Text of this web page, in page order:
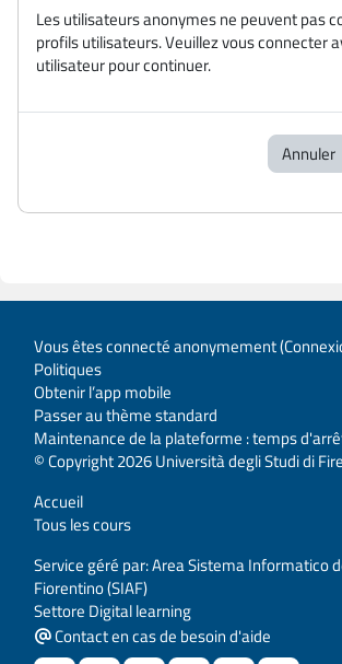
Les utilisateurs anonymes ne peuvent pas
profils utilisateurs. Veuillez vous connecter
utilisateur pour continuer.
Annuler
Vous êtes connecté anonymement (
Politiques
Obtenir l’app mobile
Passer au thème standard
Maintenance de la plateforme : temps
© Copyright 2026 Università degli Studi di
Accueil
Tous les cours
Service géré par: Area Sistema Informatico
Fiorentino (SIAF)
Settore Digital learning
Contact en cas de besoin d'aide